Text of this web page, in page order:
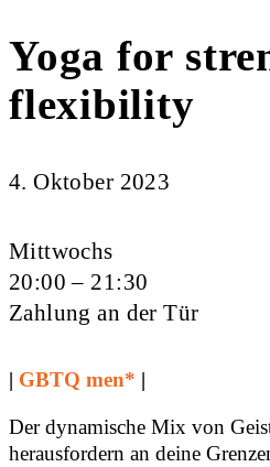
Yoga for
flexibility
4. Oktober 2023
Mittwochs
20:00 – 21:30
Zahlung an der Tür
| GBTQ men* |
Der dynamische Mix von
herausfordern an deine